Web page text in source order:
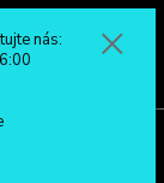
nás: